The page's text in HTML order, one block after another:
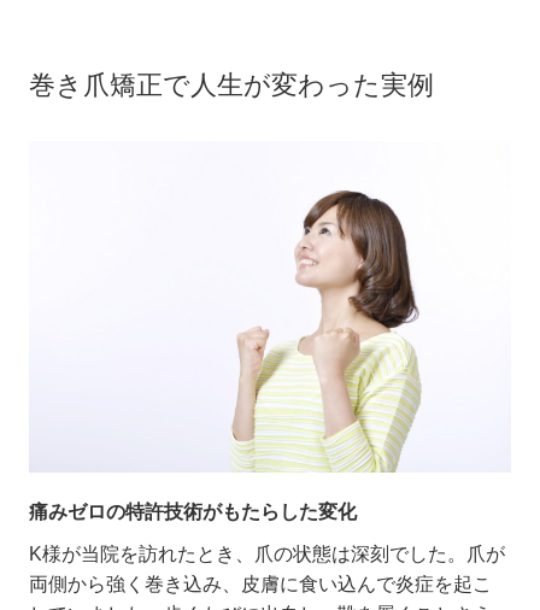
巻き爪矯正で人生が変わった実例
痛みゼロの特許技術がもたらした変化
K様が当院を訪れたとき、爪の状態は深刻でした。爪が
両側から強く巻き込み、皮膚に食い込んで炎症を起こ